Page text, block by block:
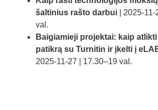
šaltinius rašto darbui | 2025-
val.
Baigiamieji projektai: kaip
patikrą su Turnitin ir įkelti į
2025-11-27 | 17.30–19 val.